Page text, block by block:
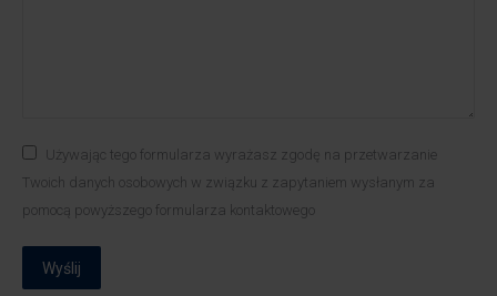
Używając tego formularza wyrażasz zgodę na przetwarzanie
Twoich danych osobowych w związku z zapytaniem wysłanym za
pomocą powyższego formularza kontaktowego
Wyślij